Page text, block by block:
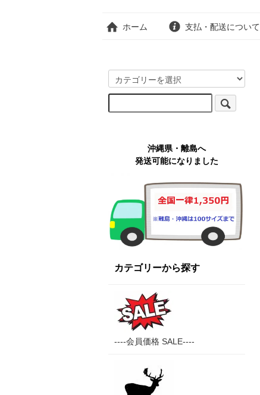
ホーム 支払・配送について
沖縄県・離島へ
発送可能になりました
カテゴリーから探す
----会員価格 SALE----